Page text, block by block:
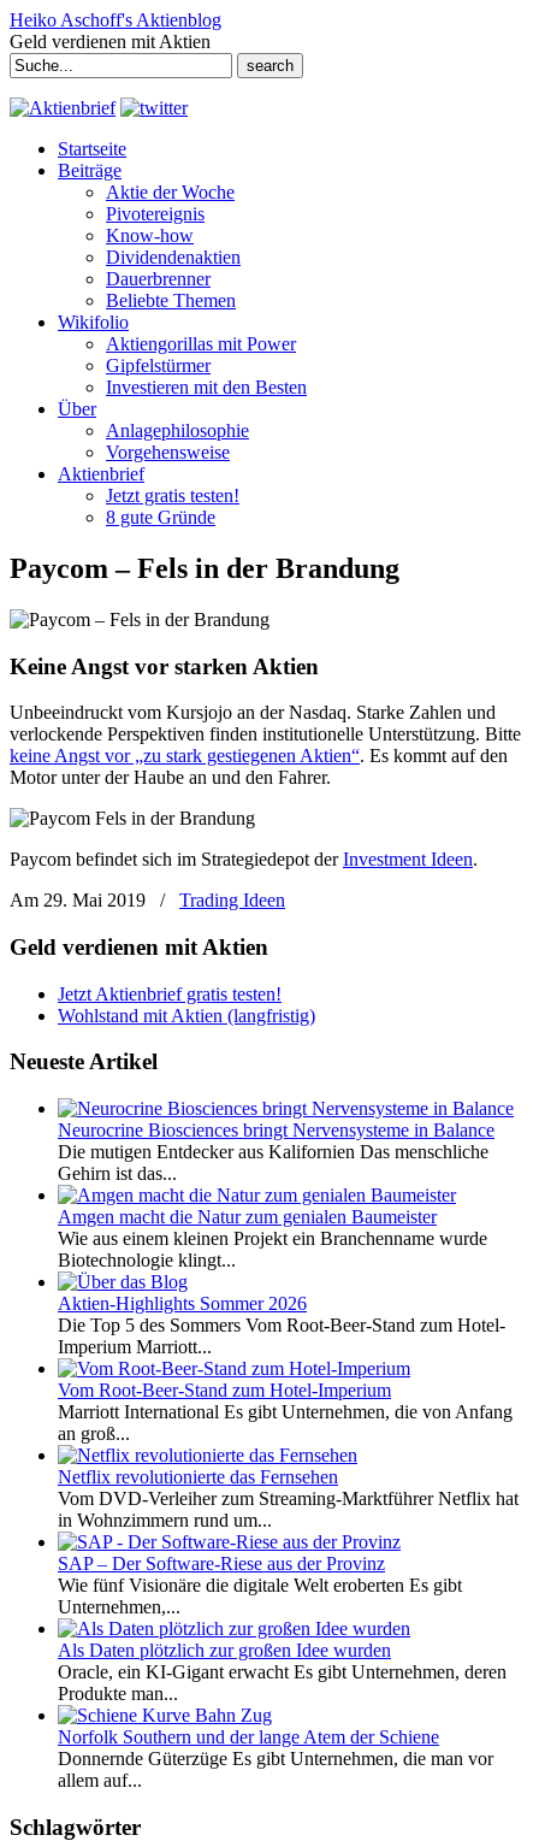
Heiko Aschoff's Aktienblog
Geld verdienen mit Aktien
Search
for:
Startseite
Beiträge
Aktie der Woche
Pivotereignis
Know-how
Dividendenaktien
Dauerbrenner
Beliebte Themen
Wikifolio
Aktiengorillas mit Power
Gipfelstürmer
Investieren mit den Besten
Über
Anlagephilosophie
Vorgehensweise
Aktienbrief
Jetzt gratis testen!
8 gute Gründe
Paycom – Fels in der Brandung
Keine Angst vor starken Aktien
Unbeeindruckt vom Kursjojo an der Nasdaq. Starke Zahlen und
verlockende Perspektiven finden institutionelle Unterstützung. Bitte
keine Angst vor „zu stark gestiegenen Aktien“. Es kommt auf den
Motor unter der Haube an und den Fahrer.
Paycom befindet sich im Strategiedepot derInvestment Ideen.
Am 29. Mai 2019
/ Trading Ideen
Geld verdienen mit Aktien
Jetzt Aktienbrief gratis testen!
Wohlstand mit Aktien (langfristig)
Neueste Artikel
Neurocrine Biosciences bringt Nervensysteme in Balance
Die mutigen Entdecker aus Kalifornien Das menschliche
Gehirn ist das...
Amgen macht die Natur zum genialen Baumeister
Wie aus einem kleinen Projekt ein Branchenname wurde
Biotechnologie klingt...
Aktien-Highlights Sommer 2026
Die Top 5 des Sommers Vom Root-Beer-Stand zum Hotel-
Imperium Marriott...
Vom Root-Beer-Stand zum Hotel-Imperium
Marriott International Es gibt Unternehmen, die von Anfang
an groß...
Netflix revolutionierte das Fernsehen
Vom DVD-Verleiher zum Streaming-Marktführer Netflix hat
in Wohnzimmern rund um...
SAP – Der Software-Riese aus der Provinz
Wie fünf Visionäre die digitale Welt eroberten Es gibt
Unternehmen,...
Als Daten plötzlich zur großen Idee wurden
Oracle, ein KI-Gigant erwacht Es gibt Unternehmen, deren
Produkte man...
Norfolk Southern und der lange Atem der Schiene
Donnernde Güterzüge Es gibt Unternehmen, die man vor
allem auf...
Schlagwörter